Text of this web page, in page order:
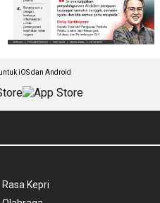
iOS dan Android
Rasa Kepri